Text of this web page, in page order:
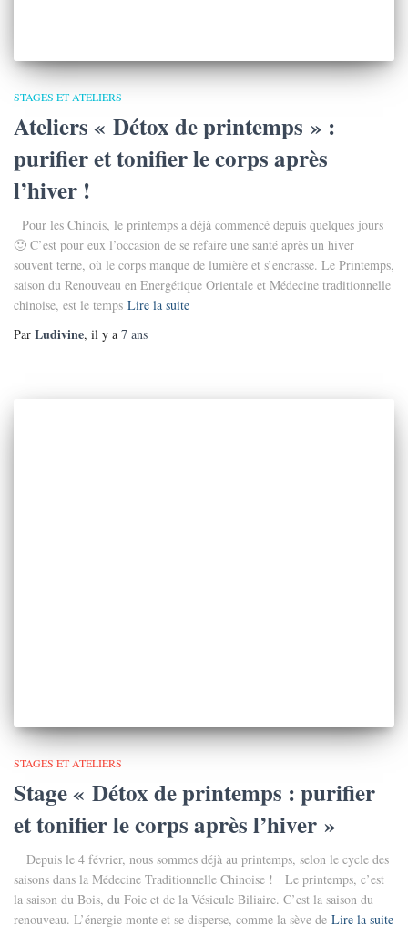
STAGES ET ATELIERS
Ateliers « Détox de printemps » :
purifier et tonifier le corps après
l’hiver !
Pour les Chinois, le printemps a déjà commencé depuis quelques jours
🙂 C’est pour eux l’occasion de se refaire une santé après un hiver
souvent terne, où le corps manque de lumière et s’encrasse. Le Printemps,
saison du Renouveau en Energétique Orientale et Médecine traditionnelle
chinoise, est le temps Lire la suite
Par Ludivine, il y a 7 ans
STAGES ET ATELIERS
Stage « Détox de printemps : purifier
et tonifier le corps après l’hiver »
Depuis le 4 février, nous sommes déjà au printemps, selon le cycle des
saisons dans la Médecine Traditionnelle Chinoise ! Le printemps, c’est
la saison du Bois, du Foie et de la Vésicule Biliaire. C’est la saison du
renouveau. L’énergie monte et se disperse, comme la sève de Lire la suite